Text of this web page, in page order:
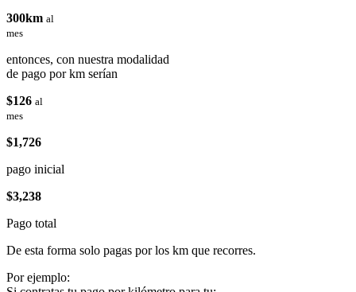
300km al
mes
entonces, con nuestra modalidad
de pago por km serían
$126 al
mes
$1,726
pago inicial
$3,238
Pago total
De esta forma solo pagas por los km que recorres.
Por ejemplo: